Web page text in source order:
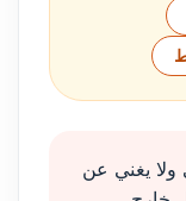
ولا يغني عن